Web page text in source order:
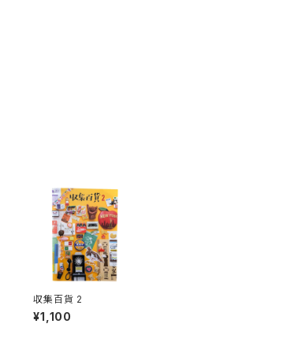
収集百貨 2
¥1,100